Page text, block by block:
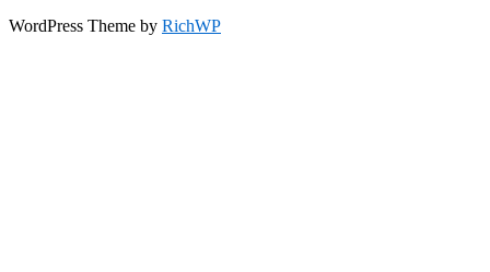
WordPress Theme by RichWP